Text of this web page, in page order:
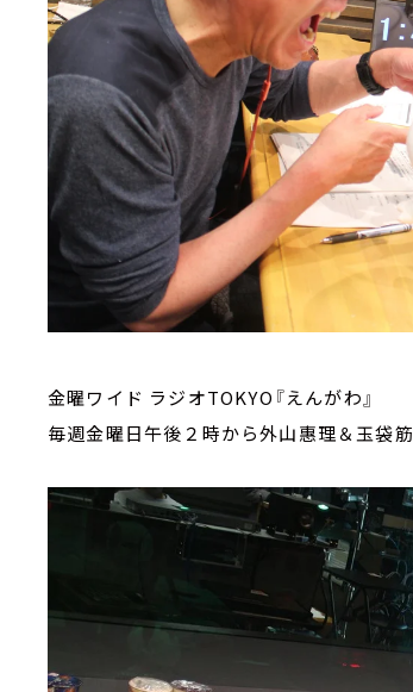
金曜ワイド ラジオTOKYO『えんがわ』
毎週金曜日午後２時から外山惠理＆玉袋筋